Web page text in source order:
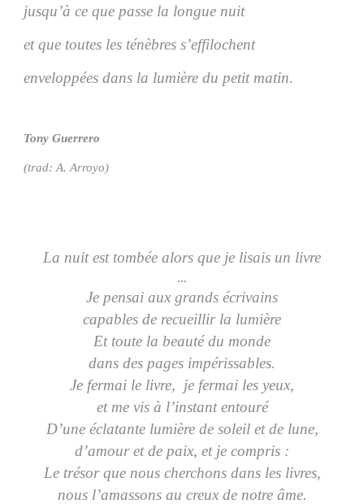
jusqu’à ce que passe la longue nuit
et que toutes les ténèbres s’effilochent
enveloppées dans la lumière du petit matin.
Tony Guerrero
(trad: A. Arroyo)
La nuit est tombée alors que je lisais un livre
...
Je pensai aux grands écrivains
capables de recueillir la lumière
Et toute la beauté du monde
dans des pages impérissables.
Je fermai le livre, je fermai les yeux,
et me vis à l’instant entouré
D’une éclatante lumière de soleil et de lune,
d’amour et de paix, et je compris :
Le trésor que nous cherchons dans les livres,
nous l’amassons au creux de notre âme.